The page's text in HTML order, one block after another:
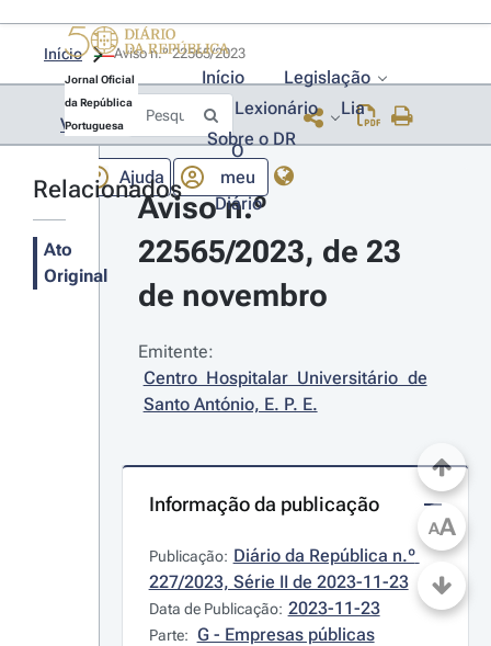
Jornal Oficial
da República
Portuguesa
Início
Legislação
Lexionário
Lia
Sobre o DR
Ajuda
O
meu
Diário
Início
Voltar
Relacionados
Ato
Original
Aviso n.º
22565/2023, de 23
de novembro
Emitente:
Centro Hospitalar Universitário de
Santo António, E. P. E.
Informação da publicação
Publicação: Diário da República n.º
227/2023, Série II de 2023-11-23
Data de Publicação: 2023-11-23
Parte: G - Empresas públicas
AA